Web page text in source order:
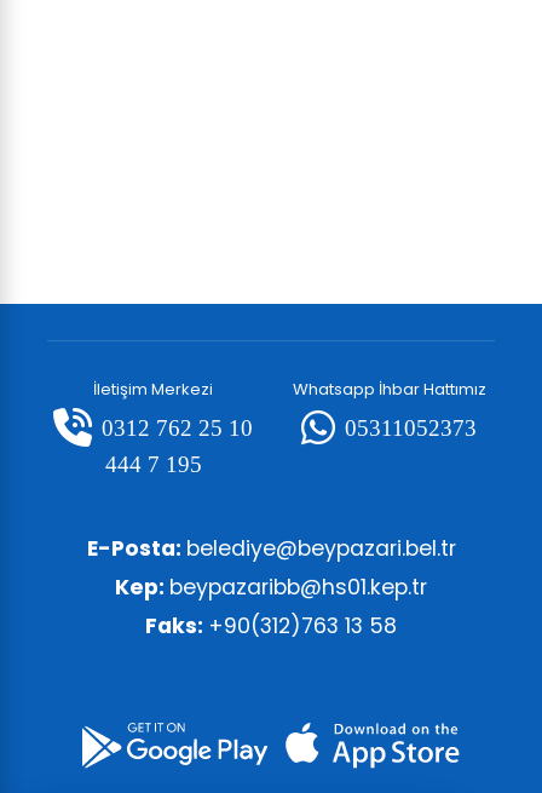
İletişim Merkezi
0312 762 25 10
444 7 195
Whatsapp İhbar Hattımız
05311052373
E-Posta: belediye@beypazari.bel.tr
Kep: beypazaribb@hs01.kep.tr
Faks: +90(312)763 13 58